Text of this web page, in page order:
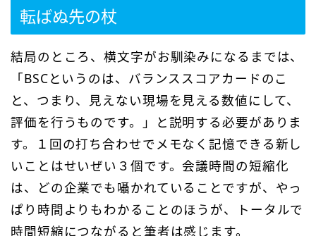
転ばぬ先の杖
結局のところ、横文字がお馴染みになるまでは、
「BSCというのは、バランススコアカードのこ
と、つまり、見えない現場を見える数値にして、
評価を行うものです。」と説明する必要がありま
す。１回の打ち合わせでメモなく記憶できる新し
いことはせいぜい３個です。会議時間の短縮化
は、どの企業でも囁かれていることですが、やっ
ぱり時間よりもわかることのほうが、トータルで
時間短縮につながると筆者は感じます。